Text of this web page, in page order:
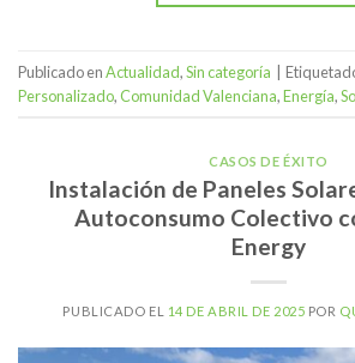
Publicado enActualidad,Sin categoría
Personalizado,Comunidad Valenciana,Energía,
CASOS DE ÉXITO
Instalación de Paneles
Autoconsumo Colectivo
Energy
PUBLICADO EL 14 DE ABRIL DE 2025 POR